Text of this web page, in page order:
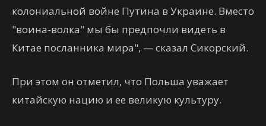
колониальной войне Путина в Украине. Вместо
"воина-волка" мы бы предпочли видеть в
Китае посланника мира", — сказал Сикорский.
При этом он отметил, что Польша уважает
китайскую нацию и ее великую культуру.